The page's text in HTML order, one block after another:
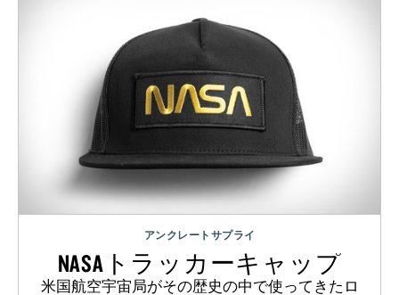
アンクレートサプライ
NASAトラッカーキャップ
米国航空宇宙局がその歴史の中で使ってきたロ